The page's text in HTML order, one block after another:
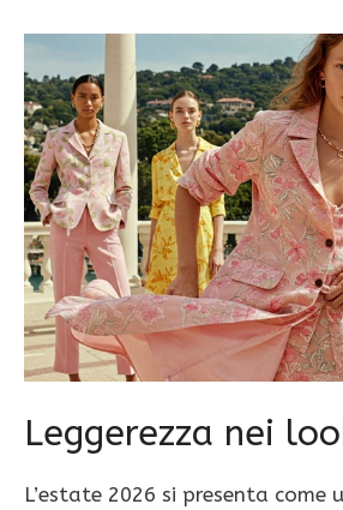
Leggerezza nei
L’estate 2026 si presenta come